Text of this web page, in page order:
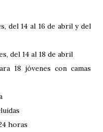
del 14 al 16 de abril y del
del 14 al 18 de abril
18 jóvenes con camas
horas